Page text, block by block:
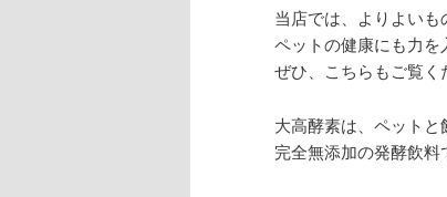
当店では、よりよい
ペットの健康にも力を
ぜひ、こちらもご覧く
大高酵素は、ペット
完全無添加の発酵飲料